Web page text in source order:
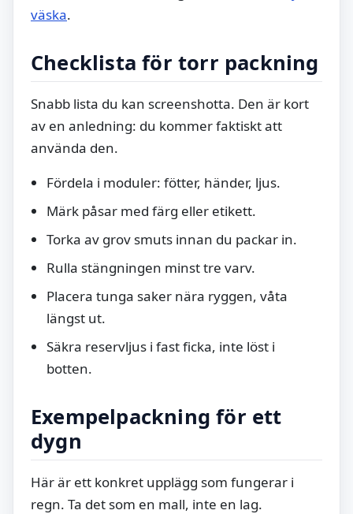
väska.
Checklista för torr packning
Snabb lista du kan screenshotta. Den är kort
av en anledning: du kommer faktiskt att
använda den.
Fördela i moduler: fötter, händer, ljus.
Märk påsar med färg eller etikett.
Torka av grov smuts innan du packar in.
Rulla stängningen minst tre varv.
Placera tunga saker nära ryggen, våta
längst ut.
Säkra reservljus i fast ficka, inte löst i
botten.
Exempelpackning för ett
dygn
Här är ett konkret upplägg som fungerar i
regn. Ta det som en mall, inte en lag.